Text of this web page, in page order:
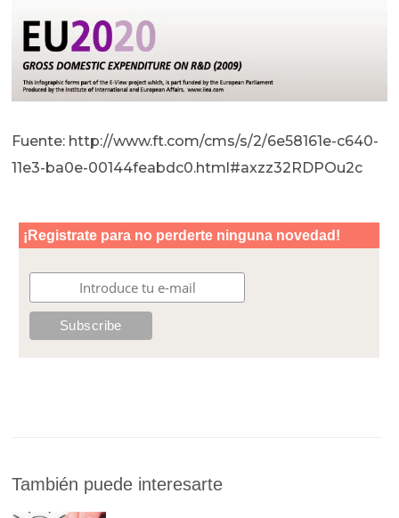
Fuente: http://www.ft.com/cms/s/2/6e58161e-c640-
11e3-ba0e-00144feabdc0.html#axzz32RDPOu2c
También puede interesarte